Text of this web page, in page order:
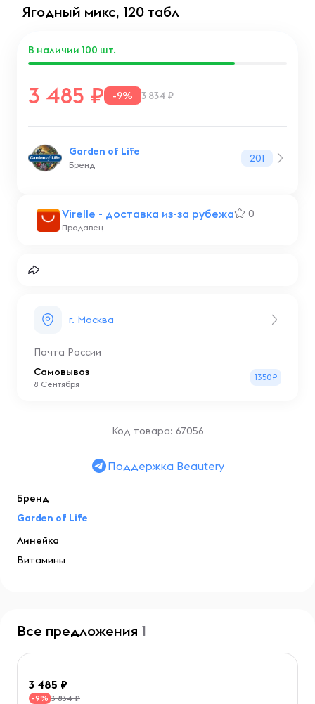
Ягодный микс, 120 табл
Virelle - доставка из-за рубежа 0
Продавец
3 485 -9% 3 834 ₽
В наличии 100 шт.
Garden of Life
Бренд
201
г. Москва
Почта России
Самовывоз
8 Сентября
1350₽
Код товара: 67056
Поддержка Beautery
Бренд
Garden of Life
Линейка
Витамины
Все предложения 1
3 485
-9% 3 834 ₽